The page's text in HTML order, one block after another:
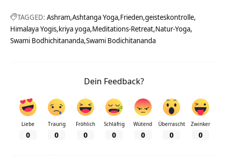
TAGGED: Ashram Ashtanga Yoga Frieden geisteskontrolle
Himalaya Yogis kriya yoga Meditations-Retreat Natur-Yoga
Swami Bodhichitananda Swami Bodichitananda
Dein Feedback?
Liebe
0
Traurig
0
Fröhlich
0
Schläfrig
0
Wütend
0
Überrascht
0
Zwinker
0